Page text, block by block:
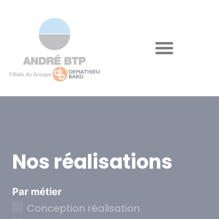
Nos réalisations
Par métier
Conception réalisation